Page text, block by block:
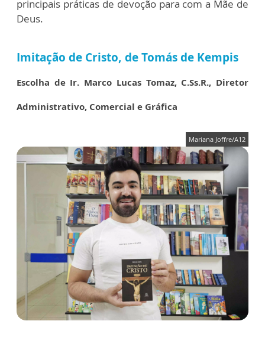
principais práticas de devoção para com a Mãe de
Deus.
Imitação de Cristo, de Tomás de Kempis
Escolha de Ir. Marco Lucas Tomaz, C.Ss.R., Diretor
Administrativo, Comercial e Gráfica
Mariana Joffre/A12